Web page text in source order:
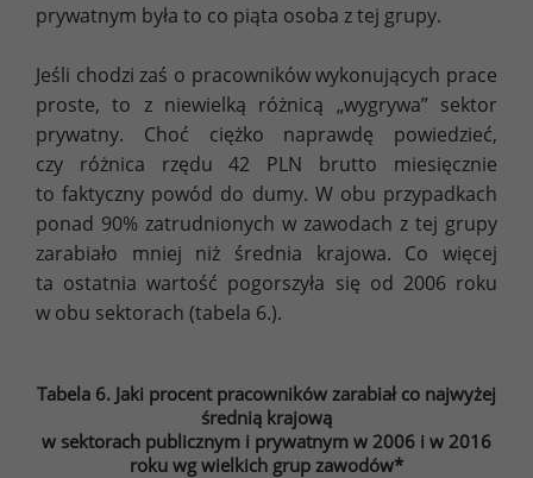
prywatnym była to co piąta osoba z tej grupy.
Jeśli chodzi zaś o pracowników wykonujących prace
proste, to z niewielką różnicą „wygrywa” sektor
prywatny. Choć ciężko naprawdę powiedzieć,
czy różnica rzędu 42 PLN brutto miesięcznie
to faktyczny powód do dumy. W obu przypadkach
ponad 90% zatrudnionych w zawodach z tej grupy
zarabiało mniej niż średnia krajowa. Co więcej
ta ostatnia wartość pogorszyła się od 2006 roku
w obu sektorach (tabela 6.).
Tabela 6. Jaki procent pracowników zarabiał co najwyżej
średnią krajową
w sektorach publicznym i prywatnym w 2006 i w 2016
roku wg wielkich grup zawodów*